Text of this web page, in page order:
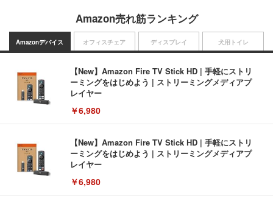
Amazon売れ筋ランキング
Amazonデバイス
【New】Amazon Fire TV Stick HD | 手軽にストリ
ーミングをはじめよう | ストリーミングメディアプ
レイヤー
￥6,980
【New】Amazon Fire TV Stick HD | 手軽にストリ
ーミングをはじめよう | ストリーミングメディアプ
レイヤー
￥6,980
オフィスチェア ディスプレイ 犬用トイレ